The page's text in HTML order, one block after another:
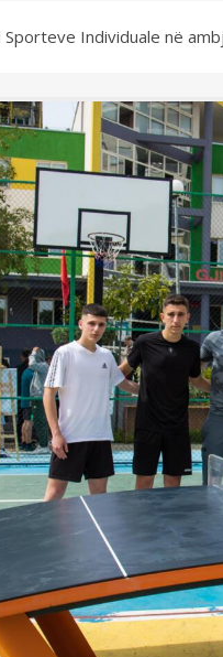
Individuale në